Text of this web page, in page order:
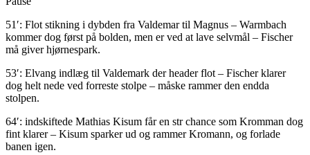
51′: Flot stikning i dybden fra Valdemar til Magnus – Warmbach
kommer dog først på bolden, men er ved at lave selvmål – Fischer
må giver hjørnespark.
53′: Elvang indlæg til Valdemark der header flot – Fischer klarer
dog helt nede ved forreste stolpe – måske rammer den endda
stolpen.
64′: indskiftede Mathias Kisum får en str chance som Kromman dog
fint klarer – Kisum sparker ud og rammer Kromann, og forlade
banen igen.